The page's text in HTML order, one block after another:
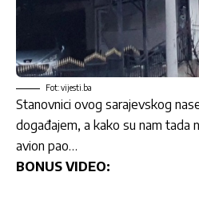
Fot: vijesti.ba
Stanovnici ovog sarajevskog
događajem, a kako su nam tada
avion pao…
BONUS VIDEO: